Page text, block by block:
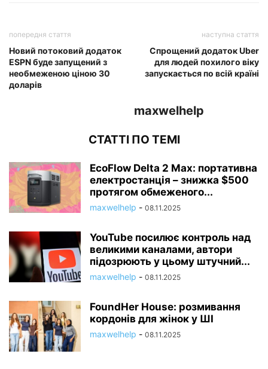
попередня стаття
Новий потоковий додаток
ESPN буде запущений з
необмеженою ціною 30
доларів
наступна стаття
Спрощений додаток Uber
для людей похилого віку
запускається по всій країні
maxwelhelp
СТАТТІ ПО ТЕМІ
EcoFlow Delta 2 Max: портативна
електростанція – знижка $500
протягом обмеженого...
maxwelhelp - 08.11.2025
YouTube посилює контроль над
великими каналами, автори
підозрюють у цьому штучний...
maxwelhelp - 08.11.2025
FoundHer House: розмивання
кордонів для жінок у ШІ
maxwelhelp - 08.11.2025